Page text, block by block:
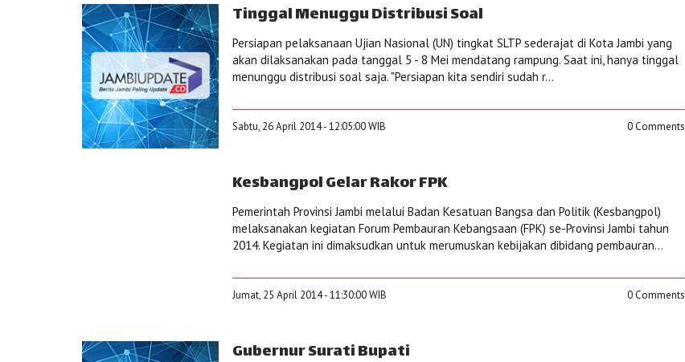
Tinggal Menuggu Distribusi Soal
Persiapan pelaksanaan Ujian Nasional (UN) tingkat SLTP sederajat di Kota Jambi yang
akan dilaksanakan pada tanggal 5 - 8 Mei mendatang rampung. Saat ini, hanya tinggal
menunggu distribusi soal saja. "Persiapan kita sendiri sudah r...
Sabtu, 26 April 2014 - 12:05:00 WIB 0 Comments
Kesbangpol Gelar Rakor FPK
Pemerintah Provinsi Jambi melalui Badan Kesatuan Bangsa dan Politik (Kesbangpol)
melaksanakan kegiatan Forum Pembauran Kebangsaan (FPK) se-Provinsi Jambi tahun
2014. Kegiatan ini dimaksudkan untuk merumuskan kebijakan dibidang pembauran...
Jumat, 25 April 2014 - 11:30:00 WIB 0 Comments
Gubernur Surati Bupati